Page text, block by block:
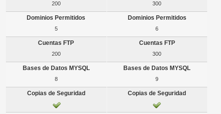
200
5
200
8
300
6
300
9